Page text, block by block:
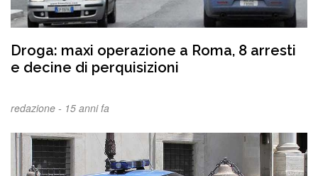
Droga: maxi operazione a Roma, 8 arresti
e decine di perquisizioni
redazione - 15 anni fa